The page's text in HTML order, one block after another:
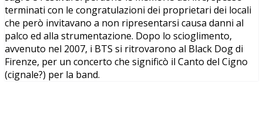
terminati con le congratulazioni dei proprietari dei locali
che però invitavano a non ripresentarsi causa danni al
palco ed alla strumentazione. Dopo lo scioglimento,
avvenuto nel 2007, i BTS si ritrovarono al Black Dog di
Firenze, per un concerto che significò il Canto del Cigno
(cignale?) per la band.